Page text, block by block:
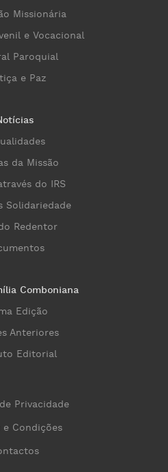
Missionária
e Vocacional
Paroquial
e Paz
da Missão
do IRS
Solidariedade
Redentor
Comboniana
Edição
Anteriores
Editorial
Privacidade
e Condições